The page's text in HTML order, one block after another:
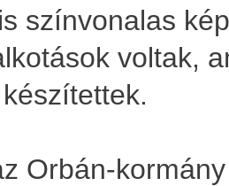
színvonalas
voltak,
Orbán-